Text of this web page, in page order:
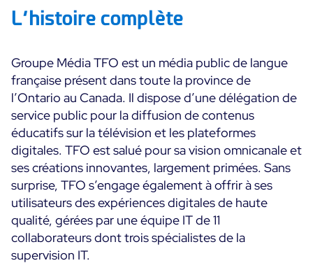
L’histoire complète
Groupe Média TFO est un média public de langue
française présent dans toute la province de
l’Ontario au Canada. Il dispose d’une délégation de
service public pour la diffusion de contenus
éducatifs sur la télévision et les plateformes
digitales. TFO est salué pour sa vision omnicanale et
ses créations innovantes, largement primées. Sans
surprise, TFO s’engage également à offrir à ses
utilisateurs des expériences digitales de haute
qualité, gérées par une équipe IT de 11
collaborateurs dont trois spécialistes de la
supervision IT.